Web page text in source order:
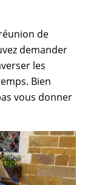
de
demander
les
Bien
vous donner